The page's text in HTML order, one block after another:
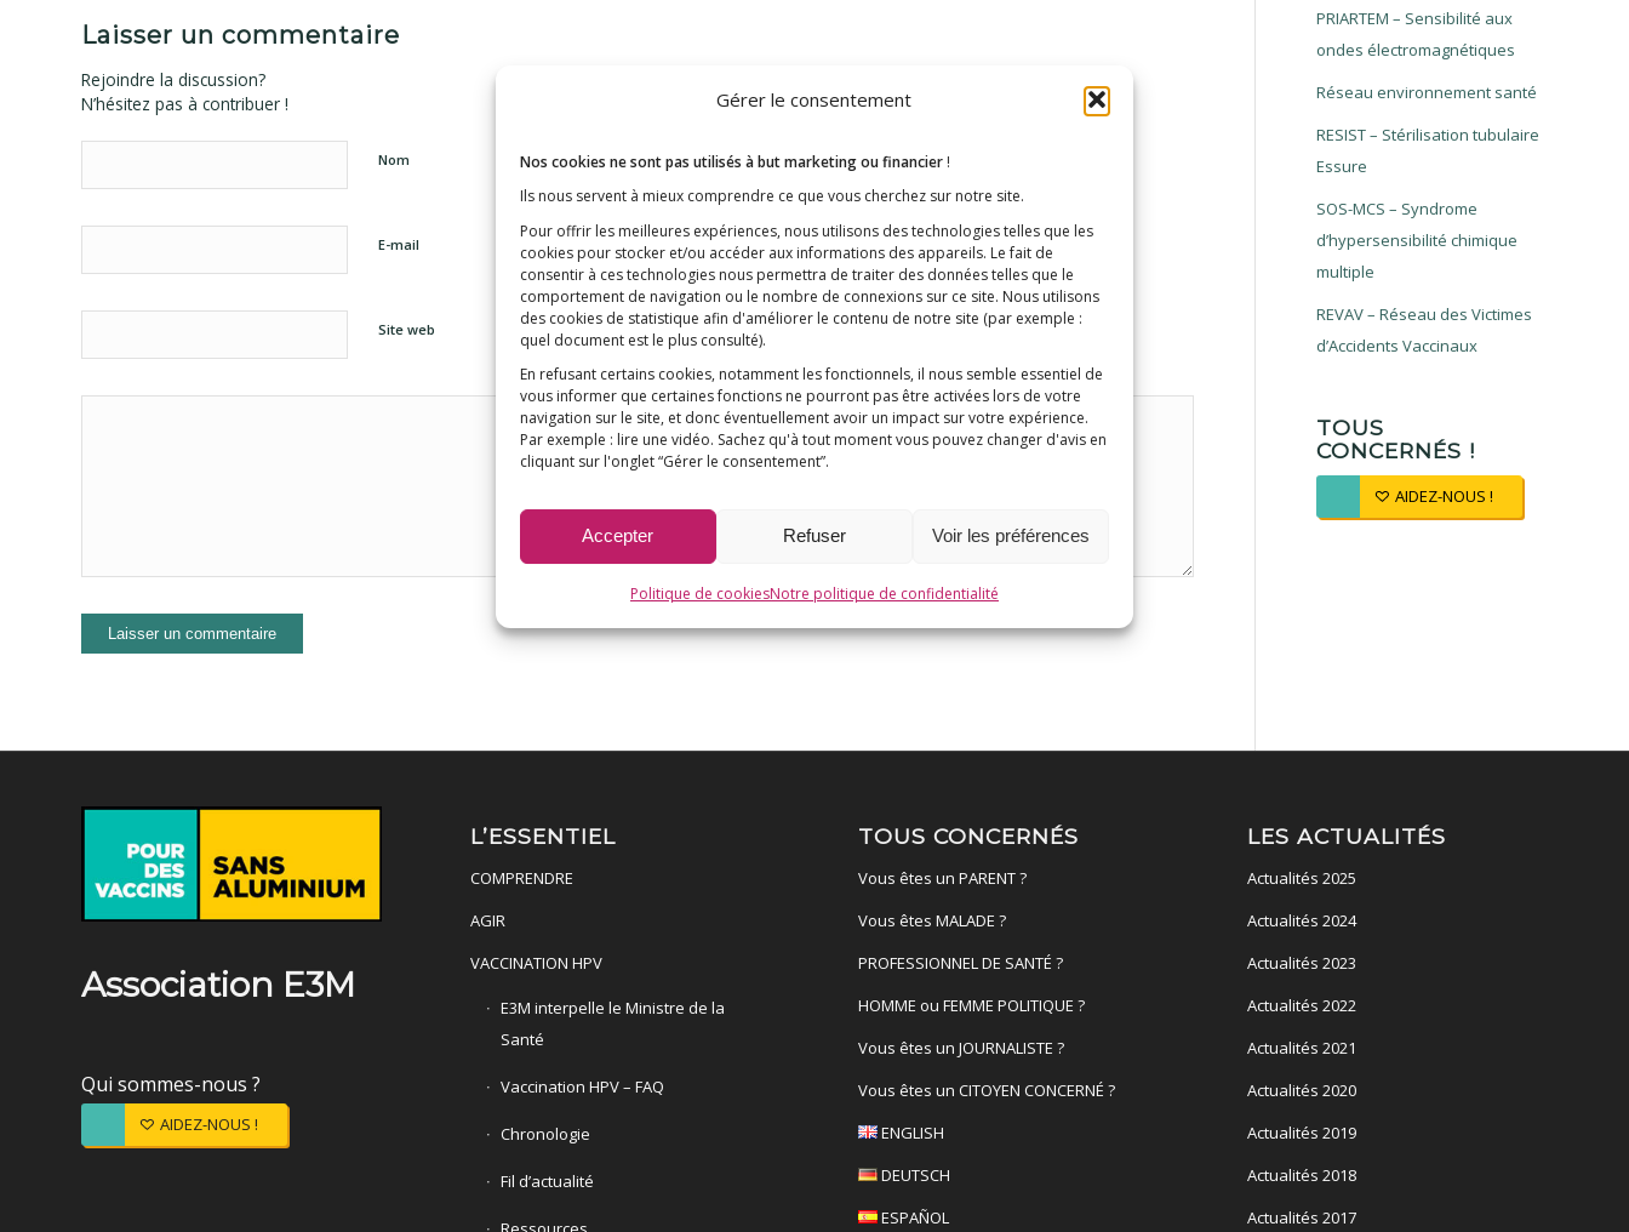
Gérer le consentement
Nos cookies ne sont pas utilisés à but marketing ou financier !
Ils nous servent à mieux comprendre ce que vous cherchez sur notre site.
Pour offrir les meilleures expériences, nous utilisons des technologies telles que les
cookies pour stocker et/ou accéder aux informations des appareils. Le fait de
consentir à ces technologies nous permettra de traiter des données telles que le
comportement de navigation ou le nombre de connexions sur ce site. Nous utilisons
des cookies de statistique afin d'améliorer le contenu de notre site (par exemple :
quel document est le plus consulté).
En refusant certains cookies, notamment les fonctionnels, il nous semble essentiel de
vous informer que certaines fonctions ne pourront pas être activées lors de votre
navigation sur le site, et donc éventuellement avoir un impact sur votre expérience.
Par exemple : lire une vidéo. Sachez qu'à tout moment vous pouvez changer d'avis en
cliquant sur l'onglet “Gérer le consentement”.
Accepter Refuser Voir les préférences
Politique de cookiesNotre politique de confidentialité
Laisser un commentaire
Rejoindre la discussion?
N’hésitez pas à contribuer !
Nom
E-mail
Site web
PRIARTEM – Sensibilité aux
ondes électromagnétiques
Réseau environnement santé
RESIST – Stérilisation tubulaire
Essure
SOS-MCS – Syndrome
d’hypersensibilité chimique
multiple
REVAV – Réseau des Victimes
d’Accidents Vaccinaux
TOUS
CONCERNÉS !
AIDEZ-NOUS !
Association E3M
Qui sommes-nous ?
AIDEZ-NOUS !
L’ESSENTIEL
COMPRENDRE
AGIR
VACCINATION HPV
E3M interpelle le Ministre de la
Santé
Vaccination HPV – FAQ
Chronologie
Fil d’actualité
TOUS CONCERNÉS
Vous êtes un PARENT ?
Vous êtes MALADE ?
PROFESSIONNEL DE SANTÉ ?
HOMME ou FEMME POLITIQUE ?
Vous êtes un JOURNALISTE ?
Vous êtes un CITOYEN CONCERNÉ ?
ENGLISH
DEUTSCH
ESPAÑOL
LES ACTUALITÉS
Actualités 2025
Actualités 2024
Actualités 2023
Actualités 2022
Actualités 2021
Actualités 2020
Actualités 2019
Actualités 2018
Actualités 2017